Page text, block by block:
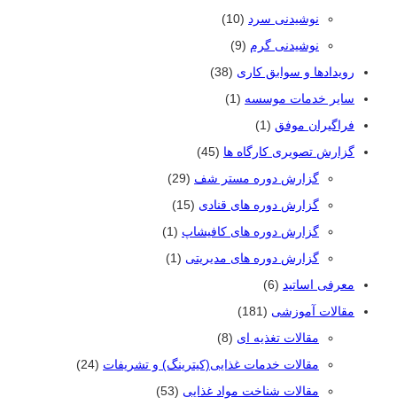
نوشیدنی سرد (10)
نوشیدنی گرم (9)
رویدادها و سوابق کاری (38)
سایر خدمات موسسه (1)
فراگیران موفق (1)
گزارش تصویری کارگاه ها (45)
گزارش دوره مستر شف (29)
گزارش دوره های قنادی (15)
گزارش دوره های کافیشاپ (1)
گزارش دوره های مدیریتی (1)
معرفی اساتید (6)
مقالات آموزشی (181)
مقالات تغذیه ای (8)
مقالات خدمات غذایی(کیترینگ) و تشریفات (24)
مقالات شناخت مواد غذایی (53)